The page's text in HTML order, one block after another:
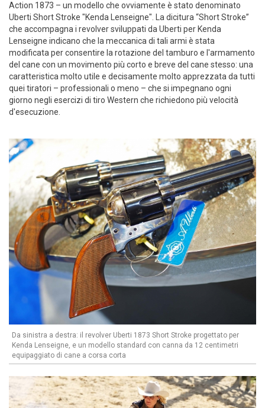
Action 1873 – un modello che ovviamente è stato denominato
Uberti Short Stroke "Kenda Lenseigne". La dicitura “Short Stroke”
che accompagna i revolver sviluppati da Uberti per Kenda
Lenseigne indicano che la meccanica di tali armi è stata
modificata per consentire la rotazione del tamburo e l'armamento
del cane con un movimento più corto e breve del cane stesso: una
caratteristica molto utile e decisamente molto apprezzata da tutti
quei tiratori – professionali o meno – che si impegnano ogni
giorno negli esercizi di tiro Western che richiedono più velocità
d'esecuzione.
Da sinistra a destra: il revolver Uberti 1873 Short Stroke progettato per
Kenda Lenseigne, e un modello standard con canna da 12 centimetri
equipaggiato di cane a corsa corta